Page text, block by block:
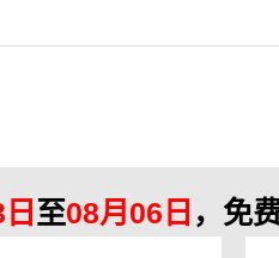
至08月06日 ，免